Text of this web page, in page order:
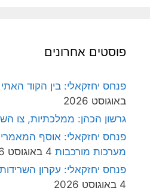
פוסטים אחרונים
פנחס יחזקאלי: בין הקוד
באוגוסט 2026
גרשון הכהן: ממלכתיות, צו
פנחס יחזקאלי: אוסף
מערכות מורכבות 4 באוגוסט 2026
פנחס יחזקאלי: עקרון
4 באוגוסט 2026